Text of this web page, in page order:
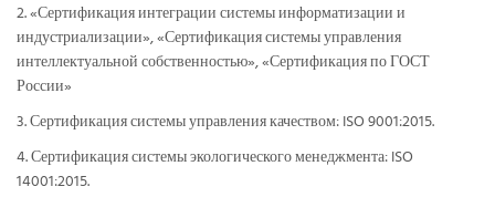
2. «Сертификация интеграции системы информатизации и
индустриализации», «Сертификация системы управления
интеллектуальной собственностью», «Сертификация по ГОСТ
России»
3. Сертификация системы управления качеством: ISO 9001:2015.
4. Сертификация системы экологического менеджмента: ISO
14001:2015.